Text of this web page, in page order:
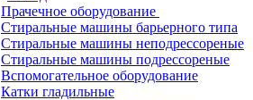
Прачечное оборудование
Cтиральные машины барьерного типа
Cтиральные машины неподрессореные
Cтиральные машины подрессореные
Вспомогательное оборудование
Катки гладильные